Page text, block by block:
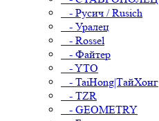
- Русич / Rusich
- Уралец
- Rossel
- Файтер
- YTO
- TaiHong|ТайХонг
- TZR
- GEOMETRY